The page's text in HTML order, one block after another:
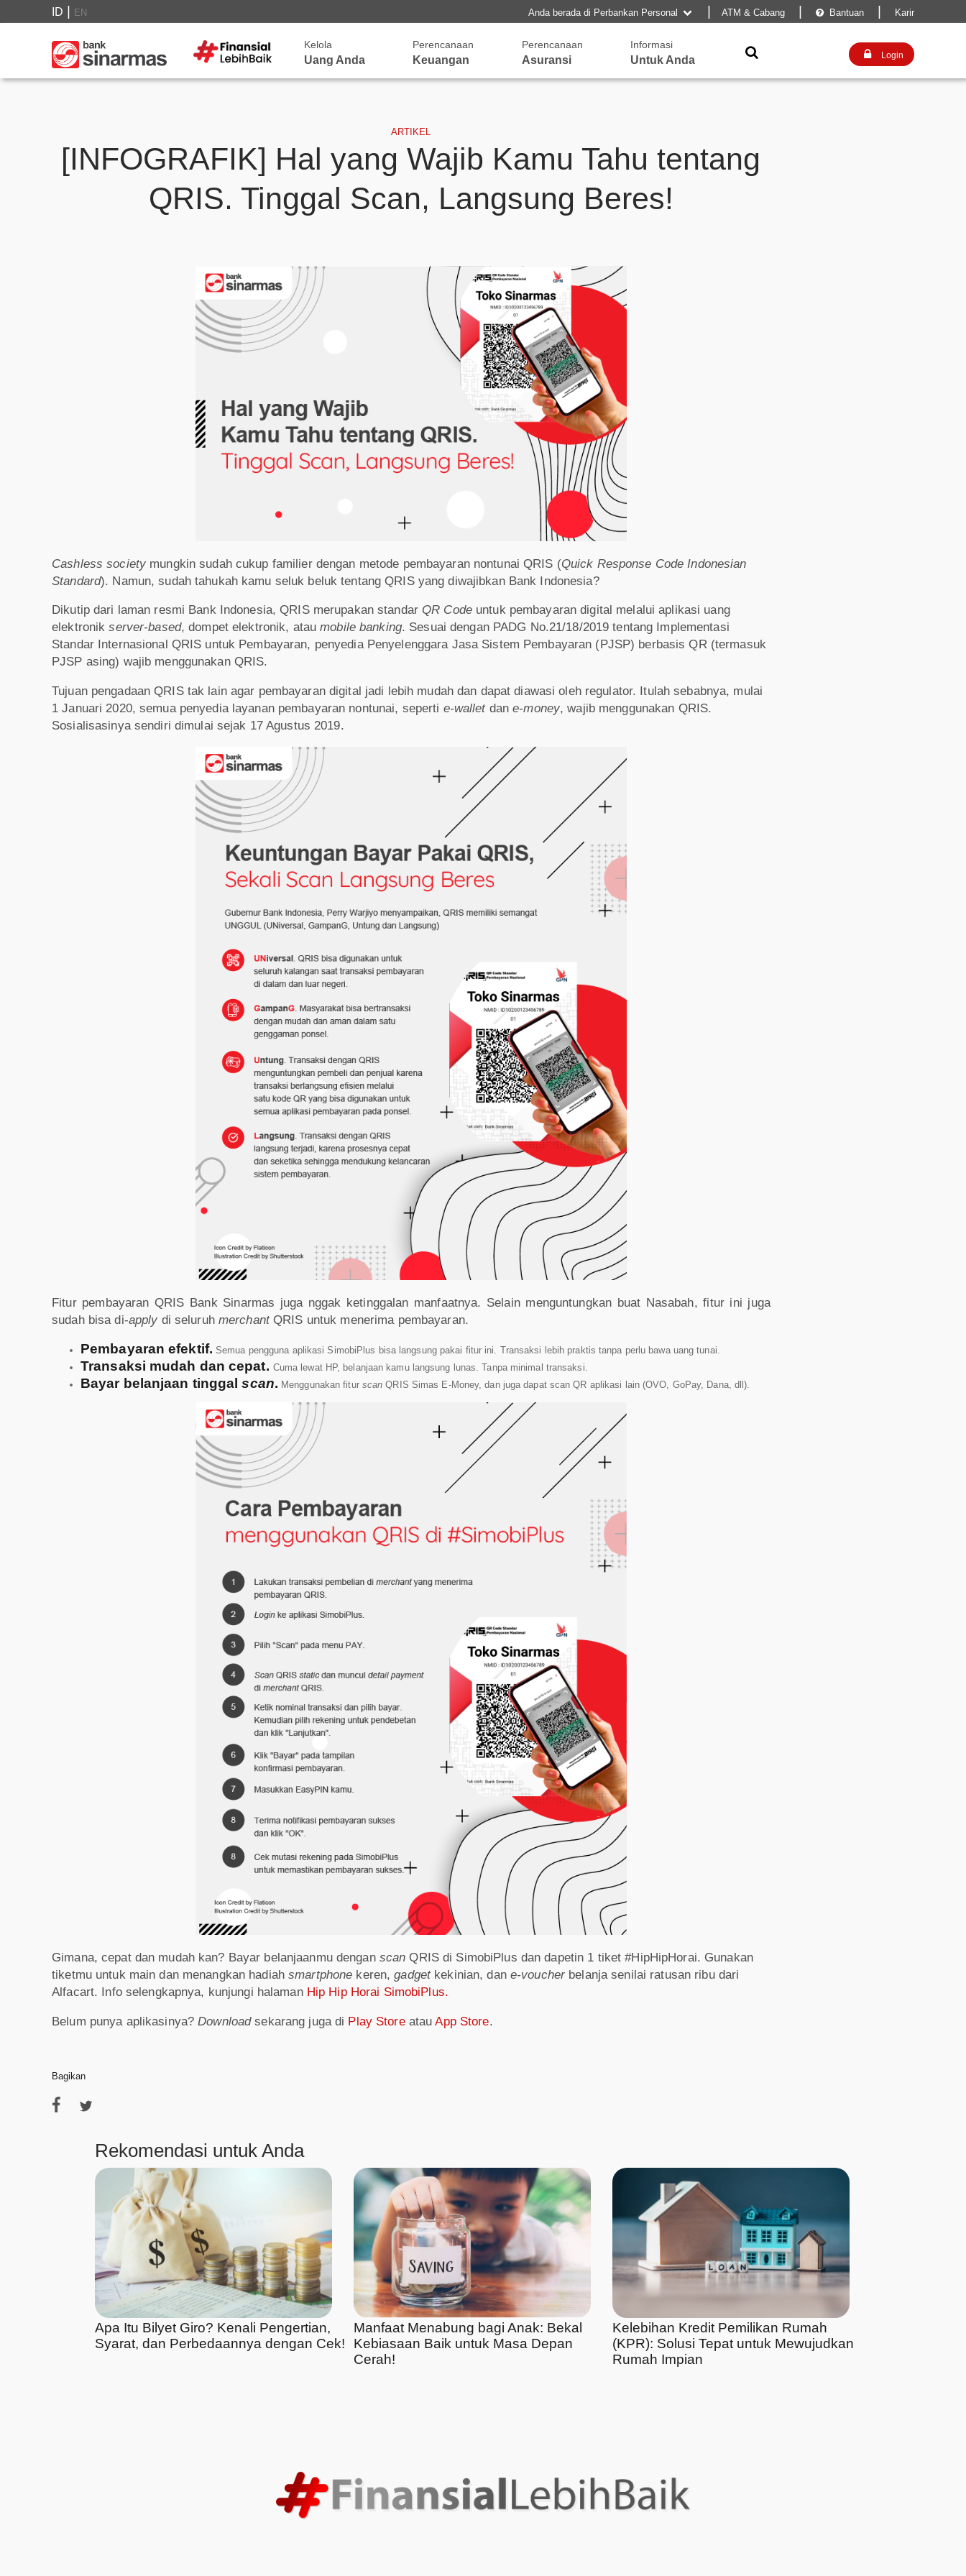
ID EN Anda berada di Perbankan Personal  |ATM & Cabang  Bantuan Karir
Kelola
Uang Anda
Perencanaan
Keuangan
Perencanaan
Asuransi
Informasi
Untuk Anda
  Login
ARTIKEL
[INFOGRAFIK] Hal yang Wajib Kamu Tahu tentang
QRIS. Tinggal Scan, Langsung Beres!
Cashless society mungkin sudah cukup familier dengan metode pembayaran nontunai QRIS (Quick Response Code Indonesian
Standard). Namun, sudah tahukah kamu seluk beluk tentang QRIS yang diwajibkan Bank Indonesia?
Dikutip dari laman resmi Bank Indonesia, QRIS merupakan standarQR Codeuntuk pembayaran digital melalui aplikasi uang
elektronikserver-based, dompet elektronik, ataumobile banking. Sesuai dengan PADG No.21/18/2019 tentang Implementasi
Standar Internasional QRIS untuk Pembayaran, penyedia Penyelenggara Jasa Sistem Pembayaran (PJSP) berbasis QR (termasuk
PJSP asing) wajib menggunakan QRIS.
Tujuan pengadaan QRIS tak lain agar pembayaran digital jadi lebih mudah dan dapat diawasi oleh regulator. Itulah sebabnya, mulai
1 Januari 2020, semua penyedia layanan pembayaran nontunai, seperti e-walletdane-money, wajib menggunakan QRIS.
Sosialisasinya sendiri dimulai sejak 17 Agustus 2019.
Fitur pembayaran QRIS Bank Sinarmas juga nggak ketinggalan manfaatnya. Selain menguntungkan buat Nasabah, fitur ini juga
sudah bisa di-apply di seluruh merchantQRIS untuk menerima pembayaran.
Pembayaran efektif. Semua pengguna aplikasi SimobiPlus bisa langsung pakai fitur ini. Transaksi lebih praktis tanpa perlu bawa uang tunai.
Transaksi mudah dan cepat. Cuma lewat HP, belanjaan kamu langsung lunas. Tanpa minimal transaksi.
Bayar belanjaan tinggalscan. Menggunakan fitur scan QRIS Simas E-Money, dan juga dapat scan QR aplikasi lain (OVO, GoPay, Dana, dll).
Gimana, cepat dan mudah kan? Bayar belanjaanmu dengan scan QRIS di SimobiPlus dan dapetin 1 tiket #HipHipHorai. Gunakan
tiketmu untuk main dan menangkan hadiah smartphone keren,gadgetkekinian, dan e-voucher belanja senilai ratusan ribu dari
Alfacart. Info selengkapnya, kunjungi halaman Hip Hip Horai SimobiPlus.
Belum punya aplikasinya?Downloadsekarang juga di Play StoreatauApp Store.
Bagikan
Rekomendasi untuk Anda
Apa Itu Bilyet Giro? Kenali Pengertian,
Syarat, dan Perbedaannya dengan Cek!
Manfaat Menabung bagi Anak: Bekal
Kebiasaan Baik untuk Masa Depan
Cerah!
Kelebihan Kredit Pemilikan Rumah
(KPR): Solusi Tepat untuk Mewujudkan
Rumah Impian